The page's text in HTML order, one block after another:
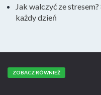
Jak walczyć ze
każdy dzień
ZOBACZ RÓWNIEŻ